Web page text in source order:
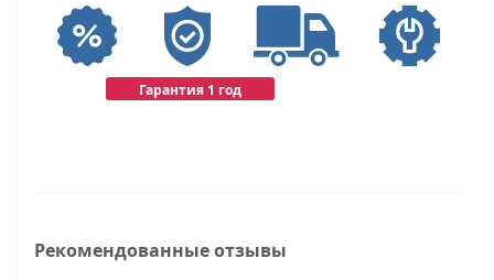
Гарантия 1 год
Рекомендованные отзывы